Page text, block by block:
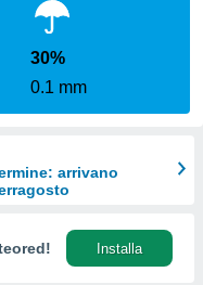
30%
0.1 mm
arrivano
Installa